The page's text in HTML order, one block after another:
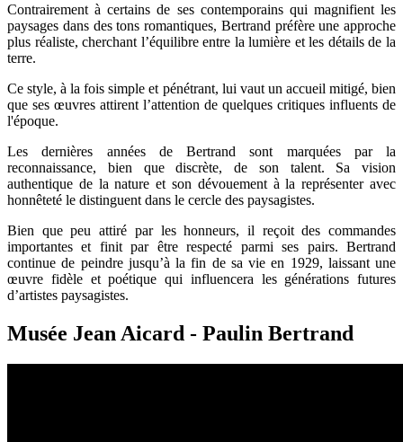
Contrairement à certains de ses contemporains qui magnifient les
paysages dans des tons romantiques, Bertrand préfère une approche
plus réaliste, cherchant l’équilibre entre la lumière et les détails de la
terre.
Ce style, à la fois simple et pénétrant, lui vaut un accueil mitigé, bien
que ses œuvres attirent l’attention de quelques critiques influents de
l'époque.
Les dernières années de Bertrand sont marquées par la
reconnaissance, bien que discrète, de son talent. Sa vision
authentique de la nature et son dévouement à la représenter avec
honnêteté le distinguent dans le cercle des paysagistes.
Bien que peu attiré par les honneurs, il reçoit des commandes
importantes et finit par être respecté parmi ses pairs. Bertrand
continue de peindre jusqu’à la fin de sa vie en 1929, laissant une
œuvre fidèle et poétique qui influencera les générations futures
d’artistes paysagistes.
Musée Jean Aicard - Paulin Bertrand